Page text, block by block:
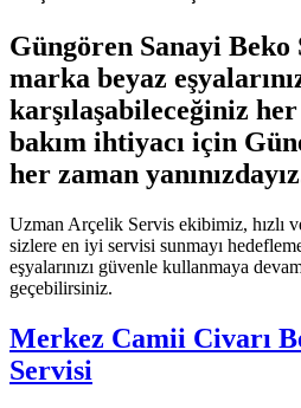
Güngören Sanayi
marka beyaz
karşılaşabileceğiniz
bakım ihtiyacı için
her zaman
Uzman Arçelik Servis ekibimiz, hızlı
sizlere en iyi servisi sunmayı
eşyalarınızı güvenle kullanmaya
geçebilirsiniz.
Merkez Camii Civarı
Servisi